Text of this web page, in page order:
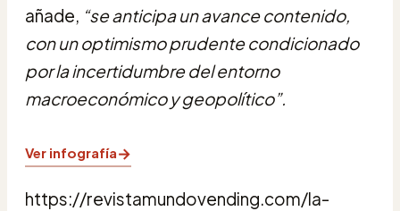
añade, “se anticipa un avance contenido,
con un optimismo prudente condicionado
por la incertidumbre del entorno
macroeconómico y geopolítico”.
Ver infografía→
https://revistamundovending.com/la-